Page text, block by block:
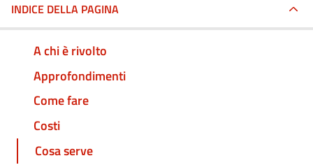
INDICE DELLA PAGINA
A chi è rivolto
Approfondimenti
Come fare
Costi
Cosa serve